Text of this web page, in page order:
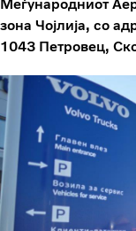
Меѓународниот
зона Чојлија, со
1043 Петровец,